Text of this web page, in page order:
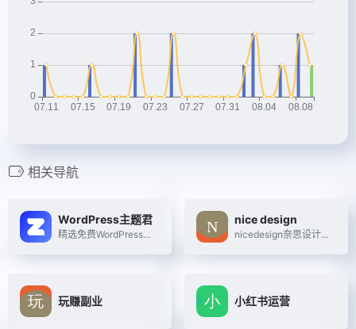
相关导航
WordPress主题君
精选免费WordPress主题模板下载
nice design
nicedesign奈思设计是领先的用户体验设计与互联网品牌建设公司
玩赚副业 小红书运营